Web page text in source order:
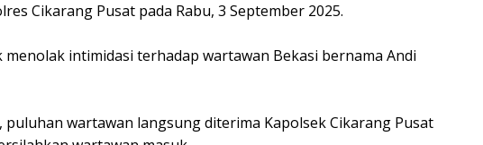
Cikarang Pusat pada Rabu, 3 September 2025.
intimidasi terhadap wartawan Bekasi bernama Andi
puluhan wartawan langsung diterima Kapolsek Cikarang Pusat